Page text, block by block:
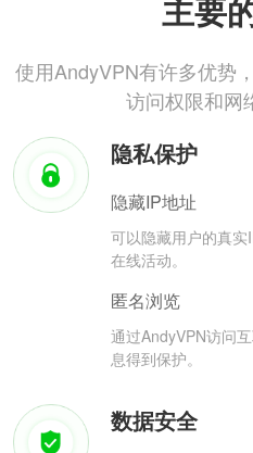
主要
使用AndyVPN有许多优势
访问权限和网
隐私保护
隐藏IP地址
可以隐藏用户的真
在线活动。
匿名浏览
通过AndyVPN访问
息得到保护。
数据安全